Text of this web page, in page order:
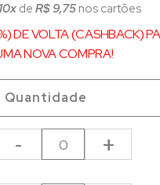
10xde R$ 9,75nos cartões
DE VOLTA (CASHBACK)
NOVA COMPRA!
Quantidade
- +